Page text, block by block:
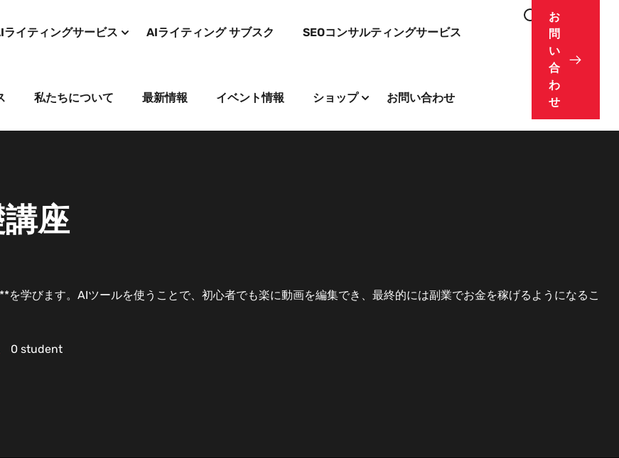
ライティングサービス AIライティング サブスク SEOコンサルティングサービス
私たちについて 最新情報 イベント情報 ショップ お問い合わせ
お
問
い
合
わ
せ
座
学びます。AIツールを使うことで、初心者でも楽に動画を編集でき、最終的には副業でお金を稼げるようになるこ
0 student